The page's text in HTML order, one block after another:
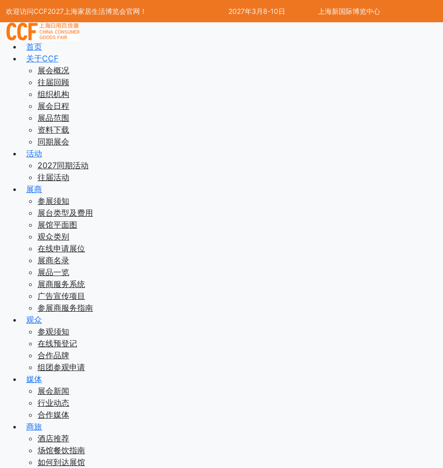
欢迎访问CCF2027上海家居生活博览会官网！ 2027年3月8-10日 上海新国际博览中心
首页
关于CCF
展会概况
往届回顾
组织机构
展会日程
展品范围
资料下载
同期展会
活动
2027同期活动
往届活动
展商
参展须知
展台类型及费用
展馆平面图
观众类别
在线申请展位
展商名录
展品一览
展商服务系统
广告宣传项目
参展商服务指南
观众
参观须知
在线预登记
合作品牌
组团参观申请
媒体
展会新闻
行业动态
合作媒体
商旅
酒店推荐
场馆餐饮指南
如何到达展馆